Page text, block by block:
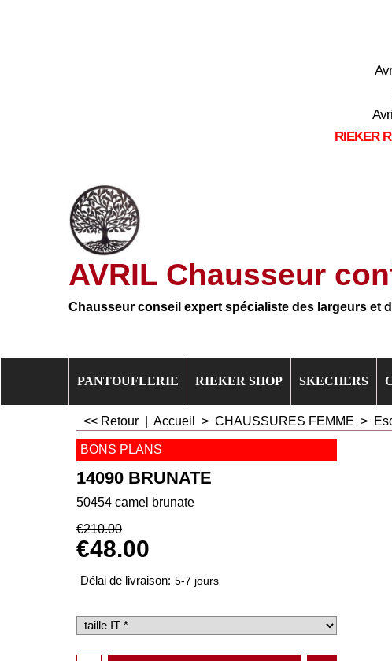
RIEKER
AVRIL Chausseur
Chausseur conseil expert spécialiste des largeurs et
PANTOUFLERIE RIEKER SHOP SKECHERS
<< Retour Accueil > CHAUSSURES FEMME >
BONS PLANS
14090 BRUNATE
50454 camel brunate
€210.00
€48.00
Délai de livraison: 5-7 jours